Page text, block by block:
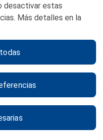
desactivar estas
Más detalles en la